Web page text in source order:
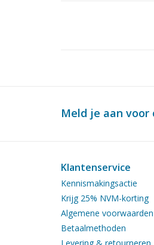
Meld je aan voor
Klantenservice
Kennismakingsactie
Krijg 25% NVM-korting
Algemene voorwaarden
Betaalmethoden